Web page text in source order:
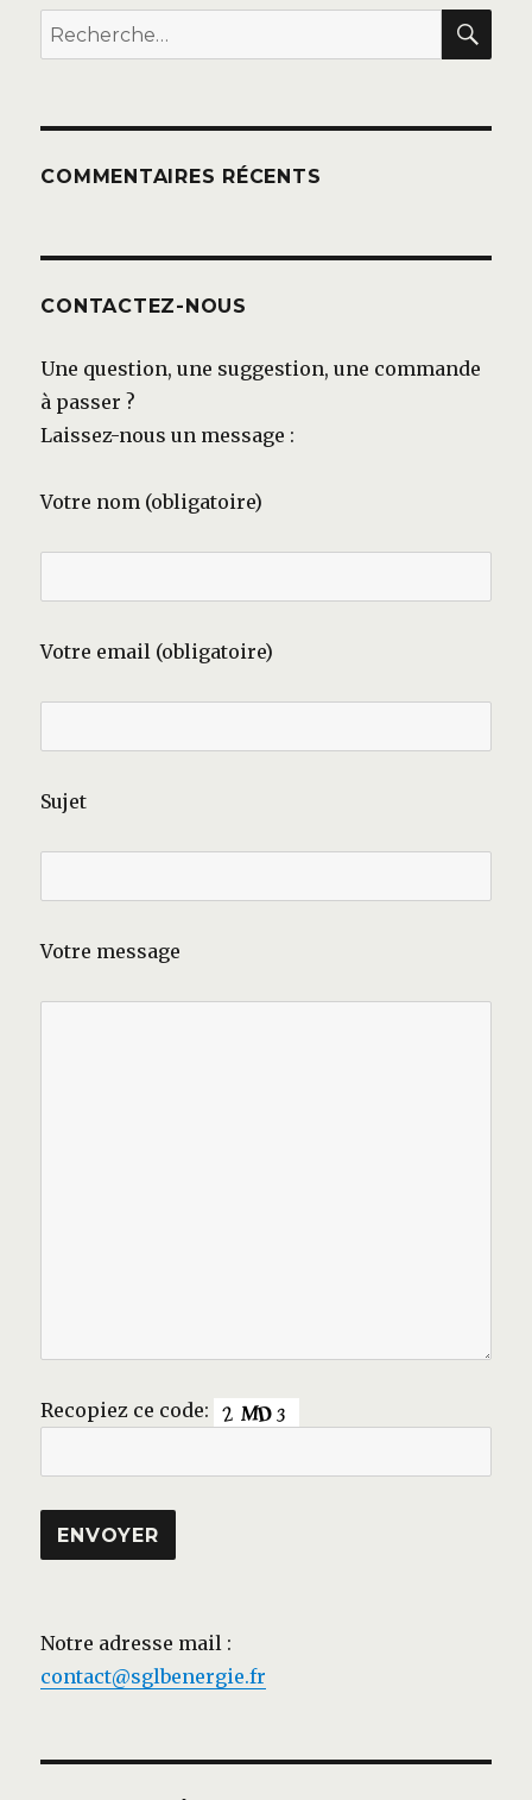
Recherche
pour :
COMMENTAIRES RÉCENTS
CONTACTEZ-NOUS
Une question, une suggestion, une commande
à passer ?
Laissez-nous un message :
Votre nom (obligatoire)
Votre email (obligatoire)
Sujet
Votre message
Recopiez ce code:
Notre adresse mail :
contact@sglbenergie.fr